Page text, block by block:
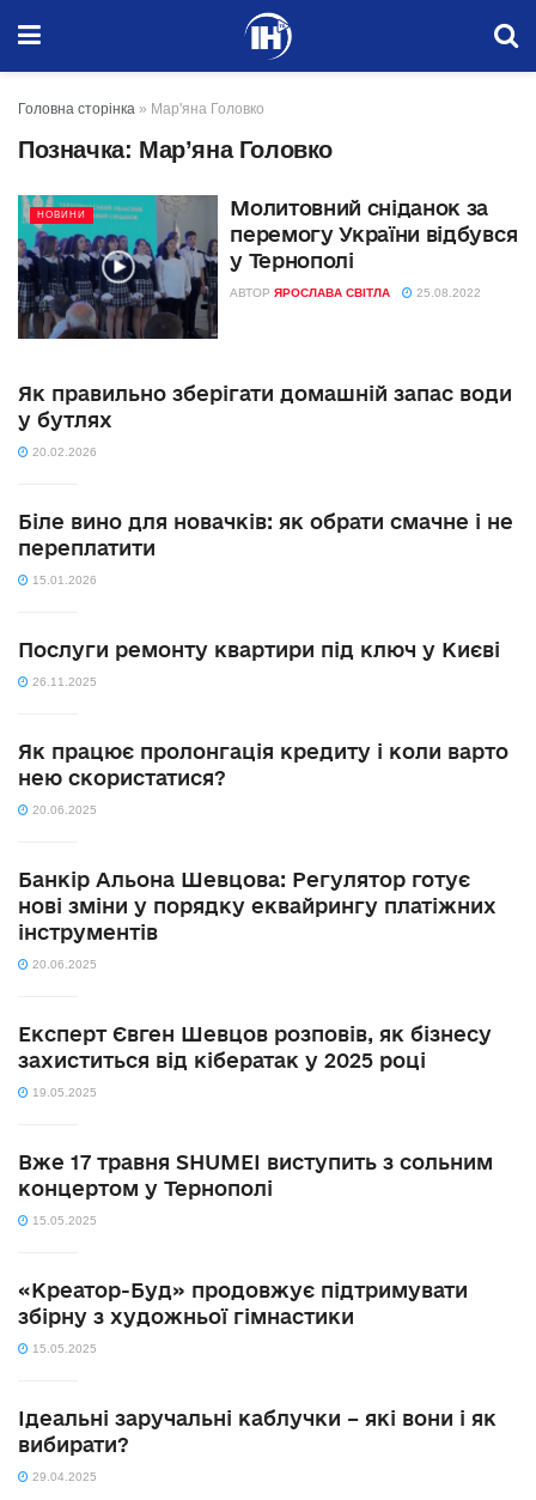
Головна сторінка » Мар'яна Головко
Позначка: Мар’яна Головко
НОВИНИ
Молитовний сніданок за
перемогу України відбувся
у Тернополі
АВТОР ЯРОСЛАВА СВІТЛА 25.08.2022
Як правильно зберігати домашній запас води
у бутлях
20.02.2026
Біле вино для новачків: як обрати смачне і не
переплатити
15.01.2026
Послуги ремонту квартири під ключ у Києві
26.11.2025
Як працює пролонгація кредиту і коли варто
нею скористатися?
20.06.2025
Банкір Альона Шевцова: Регулятор готує
нові зміни у порядку еквайрингу платіжних
інструментів
20.06.2025
Експерт Євген Шевцов розповів, як бізнесу
захиститься від кібератак у 2025 році
19.05.2025
Вже 17 травня SHUMEI виступить з сольним
концертом у Тернополі
15.05.2025
«Креатор-Буд» продовжує підтримувати
збірну з художньої гімнастики
15.05.2025
Ідеальні заручальні каблучки – які вони і як
вибирати?
29.04.2025